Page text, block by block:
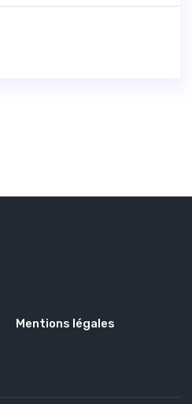
Mentions légales